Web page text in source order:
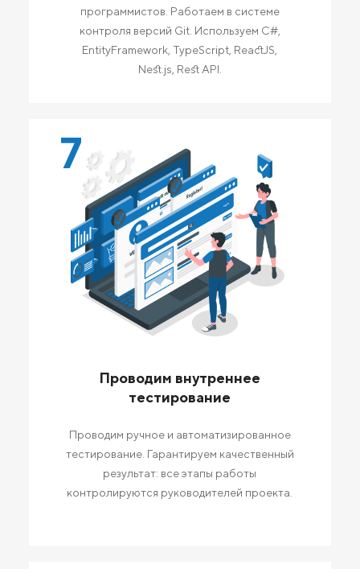
программистов. Работаем в системе
контроля версий Git. Используем C#,
EntityFramework, TypeScript, ReactJS,
Nest.js, Rest API.
7
Проводим внутреннее
тестирование
Проводим ручное и автоматизированное
тестирование. Гарантируем качественный
результат: все этапы работы
контролируются руководителей проекта.